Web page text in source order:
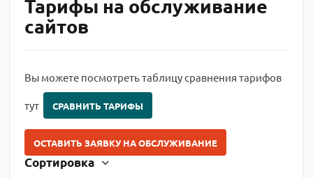
Тарифы на обслуживание
сайтов
Вы можете посмотреть таблицу сравнения тарифов
тут СРАВНИТЬ ТАРИФЫ
ОСТАВИТЬ ЗАЯВКУ НА ОБСЛУЖИВАНИЕ
Сортировка